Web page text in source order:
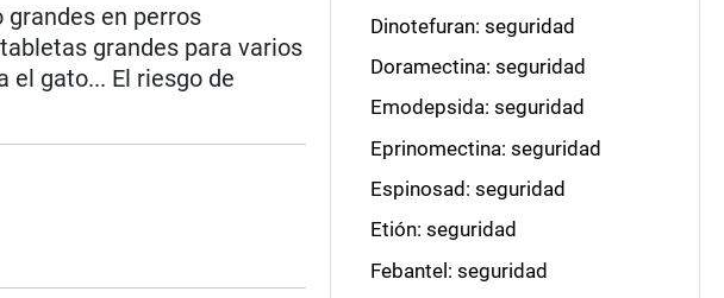
en perros
grandes para varios
el gato... El riesgo de
Dinotefuran: seguridad
Doramectina: seguridad
Emodepsida: seguridad
Eprinomectina: seguridad
Espinosad: seguridad
Etión: seguridad
Febantel: seguridad